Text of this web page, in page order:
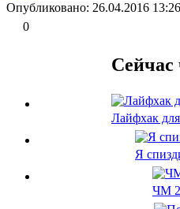
Опубликовано: 26.04.2016
0
Сейчас
Лайфхак
Я
ЧМ